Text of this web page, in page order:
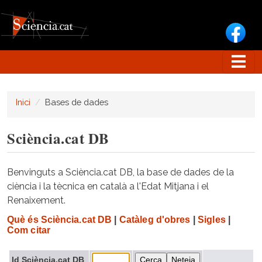
Inici Bases de dades
Sciència.cat DB
Benvinguts a Sciència.cat DB, la base de dades de la
ciència i la tècnica en català a l'Edat Mitjana i el
Renaixement.
Què és Sciència.cat DB Catàleg d'obres Sigles|
Com citar
Id Sciència.cat DB